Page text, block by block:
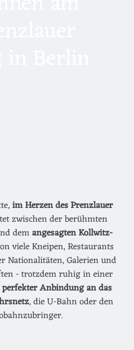
im Herzen des Prenzlauer
zwischen der berühmten
demangesagten Kollwitz-
viele Kneipen, Restaurants
Nationalitäten, Galerien und
- trotzdem ruhig in einer
Anbindung an das
, die U-Bahn oder den